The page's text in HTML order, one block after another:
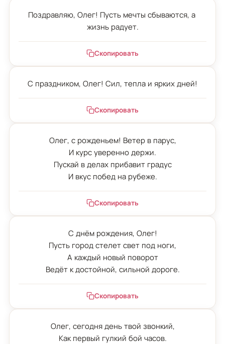
Поздравляю, Олег! Пусть мечты сбываются, а
жизнь радует.
Скопировать
С праздником, Олег! Сил, тепла и ярких дней!
Скопировать
Олег, с рожденьем! Ветер в парус,
И курс уверенно держи.
Пускай в делах прибавит градус
И вкус побед на рубеже.
Скопировать
С днём рождения, Олег!
Пусть город стелет свет под ноги,
А каждый новый поворот
Ведёт к достойной, сильной дороге.
Скопировать
Олег, сегодня день твой звонкий,
Как первый гулкий бой часов.